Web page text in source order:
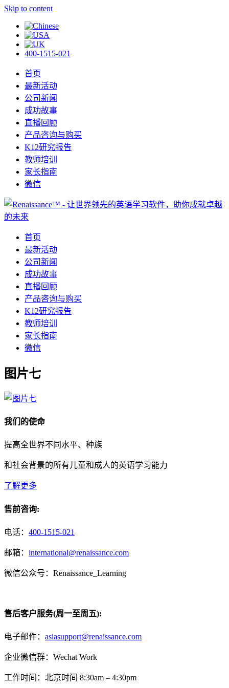
Skip to content
400-1515-021
首页
最新活动
公司新闻
成功故事
直播回顾
产品咨询与购买
K12研究报告
教师培训
家长指南
微信
首页
最新活动
公司新闻
成功故事
直播回顾
产品咨询与购买
K12研究报告
教师培训
家长指南
微信
图片七
我们的使命
提高全世界不同水平、种族
和社会背景的所有儿童和成人的英语学习能力
了解更多
售前咨询:
电话： 400-1515-021
邮箱： international@renaissance.com
微信公众号：Renaissance_Learning
售后客户服务(周一至周五):
电子邮件： asiasupport@renaissance.com
企业微信群：Wechat Work
工作时间：北京时间 8:30am – 4:30pm